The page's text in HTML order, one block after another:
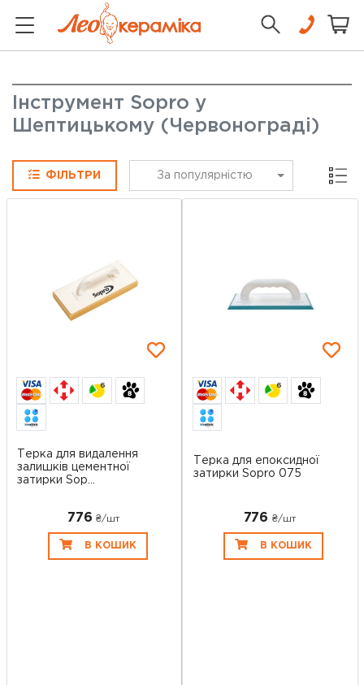
Інструмент Sopro у
Шептицькому (Червонограді)
ФІЛЬТРИ За популярністю Сітка
6
Терка для видалення
залишків цементної
затирки Sop...
776 ₴/шт
В КОШИК
6
Терка для епоксидної
затирки Sopro 075
776 ₴/шт
В КОШИК